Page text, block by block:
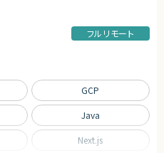
がある
ードしてきた経験
関われ、MES領域の専門性をさら
験を積みたい方に最適です
活用した、現場最適なフロントエ
などの業務プロセス設計・デジタル
、実装、リリース後の改善までの
処理を、AWS（Lambda / API Gate
化、データ要約・分析機能の開発
ーティング基盤の構築
フルリモート
GCP
Java
Next.js